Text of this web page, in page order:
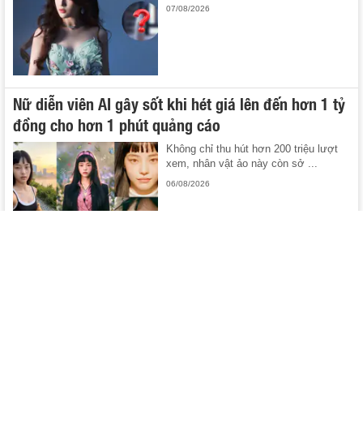
07/08/2026
Nữ diễn viên AI gây sốt khi hét giá lên đến hơn 1 tỷ
đồng cho hơn 1 phút quảng cáo
Không chỉ thu hút hơn 200 triệu lượt
xem, nhân vật ảo này còn sở ...
06/08/2026